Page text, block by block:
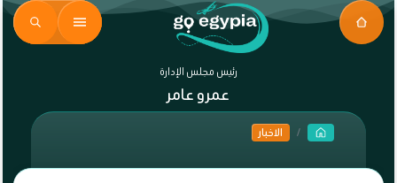
رئيس مجلس الإدارة
عمرو عامر
الاخبار